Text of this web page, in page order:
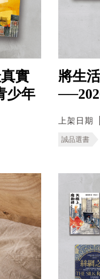
實
少年
將生
上架日期
誠品選書